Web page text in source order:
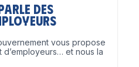
des
vous propose
et nous la